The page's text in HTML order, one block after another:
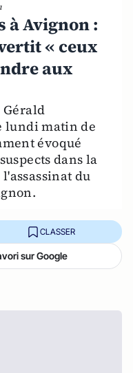
à Avignon :
« ceux
aux
lundi matin de
évoqué
dans la
du
CLASSER
sur Google